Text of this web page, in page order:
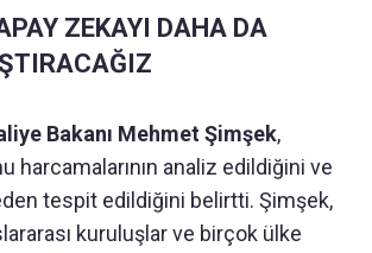
ZEKAYI DAHA DA
Bakanı Mehmet Şimşek,
harcamalarının analiz edildiğini ve
tespit edildiğini belirtti. Şimşek,
kuruluşlar ve birçok ülke